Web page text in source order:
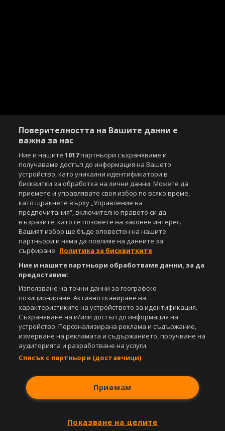
Copyright © 2007-2026 Агенция Спортал. Всички права запазени.
Този уебсайт е собственост наSportal Media Group
За нас Екип За рекламa
Общи условия
Етични правила на НСС
Лични данни
Управление на предпочитания
Съдържанието на този уеб сайт и технологиите, използвани в него, са
Всички статии, репортажи, интервюта и други текстови, графични и
видео материали, публикувани в сайта, са собственост на Агенция
Спортал, освен ако изрично е посочено друго. Допуска се
www.sportal.bg. Използването на графични и видео материали,
Поверителността на Вашите данни е
важна за нас
Ние и нашите1017партньори съхраняваме и
получаваме достъп до информация на Вашето
устройство, като уникални идентификатори в
бисквитки за обработка на лични данни. Можете да
приемете и управлявате своя избор по всяко време,
като щракнете върху „Управление на
предпочитания“, включително правото си да
възразите, като се позовете на законен интерес.
Вашият избор ще бъде оповестен на нашите
партньори и няма да повлияе на данните за
сърфиране. Политика за бисквитките
Ние и нашите партньори обработваме данни, за да
предоставим:
Използване на точни данни за географско
позициониране. Активно сканиране на
характеристиките на устройството за идентификация.
Съхраняване на и/или достъп до информация на
устройство. Персонализирана реклама и съдържание,
измерване на рекламата и съдържанието, проучване на
аудиторията и разработване на услуги.
Списък с партньори (доставчици)
Приемам
Показване на целите